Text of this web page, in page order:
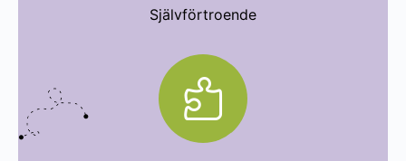
Självförtroende
